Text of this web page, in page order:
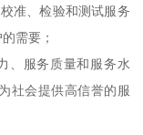
准、检验和测试服务
需要；
、服务质量和服务水
社会提供高信誉的服